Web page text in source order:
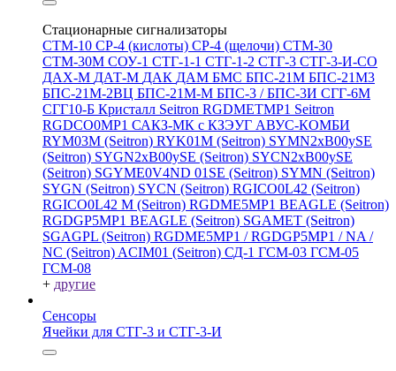
Стационарные сигнализаторы
СТМ-10 СР-4 (кислоты) СР-4 (щелочи) СТМ-30
СТМ-30М СОУ-1 СТГ-1-1 СТГ-1-2 СТГ-3 СТГ-3-И-CO
ДАХ-М ДАТ-М ДАК ДАМ БМС БПС-21М БПС-21М3
БПС-21М-2ВЦ БПС-21М-М БПС-3 / БПС-3И СГГ-6М
СГГ10-Б Кристалл Seitron RGDMETMP1 Seitron
RGDCO0MP1 САКЗ-МК с КЗЭУГ АВУС-КОМБИ
RYM03M (Seitron) RYK01M (Seitron) SYMN2хB00ySE
(Seitron) SYGN2xB00ySE (Seitron) SYCN2xB00ySE
(Seitron) SGYME0V4ND 01SE (Seitron) SYMN (Seitron)
SYGN (Seitron) SYCN (Seitron) RGICO0L42 (Seitron)
RGICO0L42 M (Seitron) RGDME5MP1 BEAGLE (Seitron)
RGDGP5MP1 BEAGLE (Seitron) SGAMET (Seitron)
SGAGPL (Seitron) RGDME5MP1 / RGDGP5MP1 / NA /
NC (Seitron) ACIM01 (Seitron) СД-1 ГСМ-03 ГСМ-05
ГСМ-08
+ другие
Сенсоры
Ячейки для СТГ-3 и СТГ-3-И